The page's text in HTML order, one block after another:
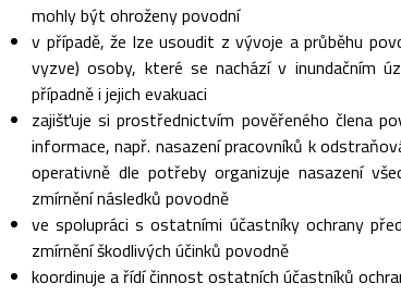
mohly být ohroženy povodní
v případě, že lze usoudit z vývoje a průběhu
vyzve) osoby, které se nachází v inundačním
případně i jejich evakuaci
zajišťuje si prostřednictvím pověřeného člena
informace, např. nasazení pracovníků k
operativně dle potřeby organizuje nasazení
zmírnění následků povodně
ve spolupráci s ostatními účastníky ochrany
zmírnění škodlivých účinků povodně
koordinuje a řídí činnost ostatních účastníků